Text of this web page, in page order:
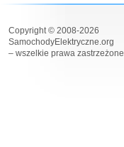
Copyright © 2008-2026
SamochodyElektryczne.org
– wszelkie prawa zastrzeżone